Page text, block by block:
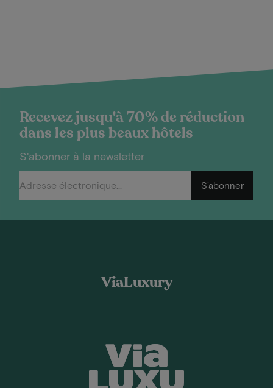
Recevez jusqu'à 70% de réduction
dans les plus beaux hôtels
S'abonner à la newsletter
S'abonner
ViaLuxury